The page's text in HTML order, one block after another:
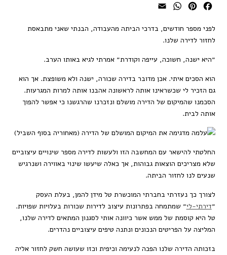
Facebook
Pinterest
WhatsApp
לפני מספר חודשים, בדרכי הביתה מהעבודה, הבנתי שאני מתבאסת
לחזור לדירה שלנו.
״היא ישנה, חשוכה, עייפה וקודרת״ אמרתי לגיא באותו הערב.
הוא הסכים איתי. אכן מדובר בדירה שכורה, ישנה ולא משופצת. אך הוא
גם הזכיר לי שכשראינו אותה לראשונה אהבנו אותה למרות המגרעות.
הסכמנו שהמיקום של הדירה מושלם ונזכרנו שהרגשנו כי אפשר להפוך
אותה לבית.
החלטתי להישאר עם המחשבה הזו ולעשות לדירה מספר שינויים עיצוביים
שלא מצריכים הוצאות גבוהות, אך כאלה שיעשו שינוי באווירה ושנרגיש
שנעים לנו לחזור הביתה.
לצורך כך נעזרתי בחברתי המוכשרת טל מידן להמן, בעלת העסק
״דירתי-לי״ שמתמחה בפתרונות עיצוב לדירות שכורות בעלויות שפויות.
טל היא קוסמת של ממש אשר כיוונה אותי לסגנון המתאים לדירה שלנו,
המליצה על הפריטים הנכונים ונתנה טיפים עיצוביים נהדרים.
בזכותה הדירה שלנו הפכה לנעימה וכיפית וכזו שעושה חשק לחזור אליה